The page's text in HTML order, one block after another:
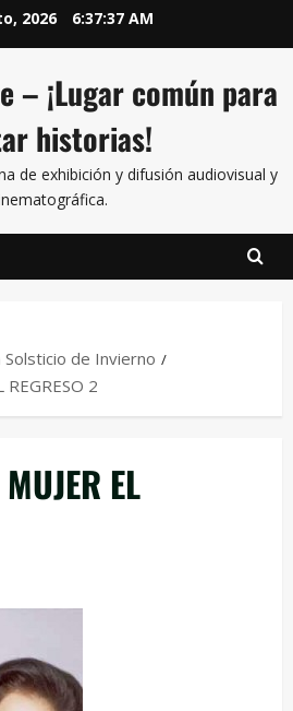
2026 6:37:37 AM
– ¡Lugar común para
historias!
de exhibición y difusión audiovisual y
Solsticio de Invierno
REGRESO 2
EL